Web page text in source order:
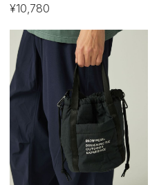
¥10,780